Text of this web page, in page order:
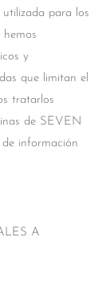
para los
y
que limitan el
tratarlos
de SEVEN
información
A